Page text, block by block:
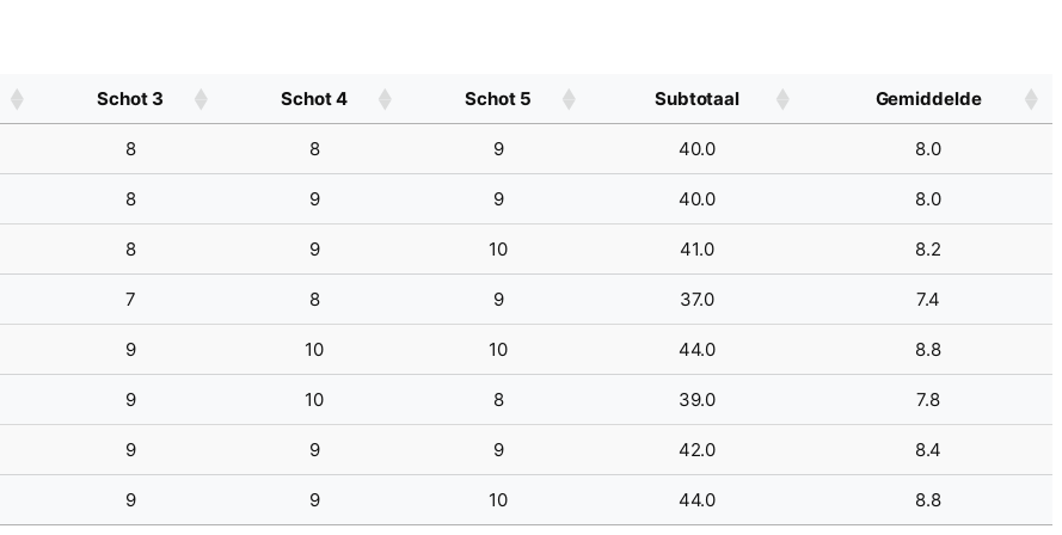
Schot 3 Schot 4 Schot 5 Subtotaal Gemiddelde
8 8 9 40.0 8.0
8 9 9 40.0 8.0
8 9 10 41.0 8.2
7 8 9 37.0 7.4
9 10 10 44.0 8.8
9 10 8 39.0 7.8
9 9 9 42.0 8.4
9 9 10 44.0 8.8